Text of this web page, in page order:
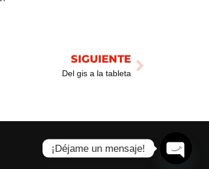
SIGUIENTE
Del gis a la tableta
¡Déjame un mensaje!
Open